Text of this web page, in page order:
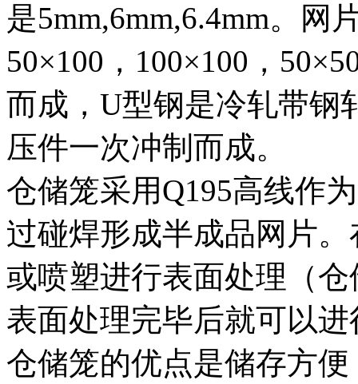
是5mm,6mm,6.4mm。网
50×100，100×100，
而成，U型钢是冷轧带钢
压件一次冲制而成。
仓储笼采用Q195高线作
过碰焊形成半成品网片
或喷塑进行表面处理（
表面处理完毕后就可以
仓储笼的优点是储存方